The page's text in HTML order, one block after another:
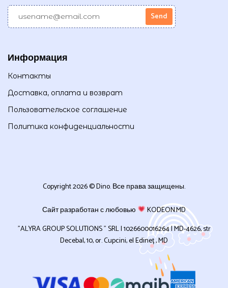
Информация
Контакты
Доставка, оплата и возврат
Пользовательское соглашение
Политика конфиденциальности
Copyright 2026 © Dino. Все права защищены.
Сайт разработан с любовью
KODEON.MD
”ALYRA GROUP SOLUTIONS ” SRL | 1026600016264 | MD-4626, str
Decebal, 10, or. Cupcini, el Edineț , MD